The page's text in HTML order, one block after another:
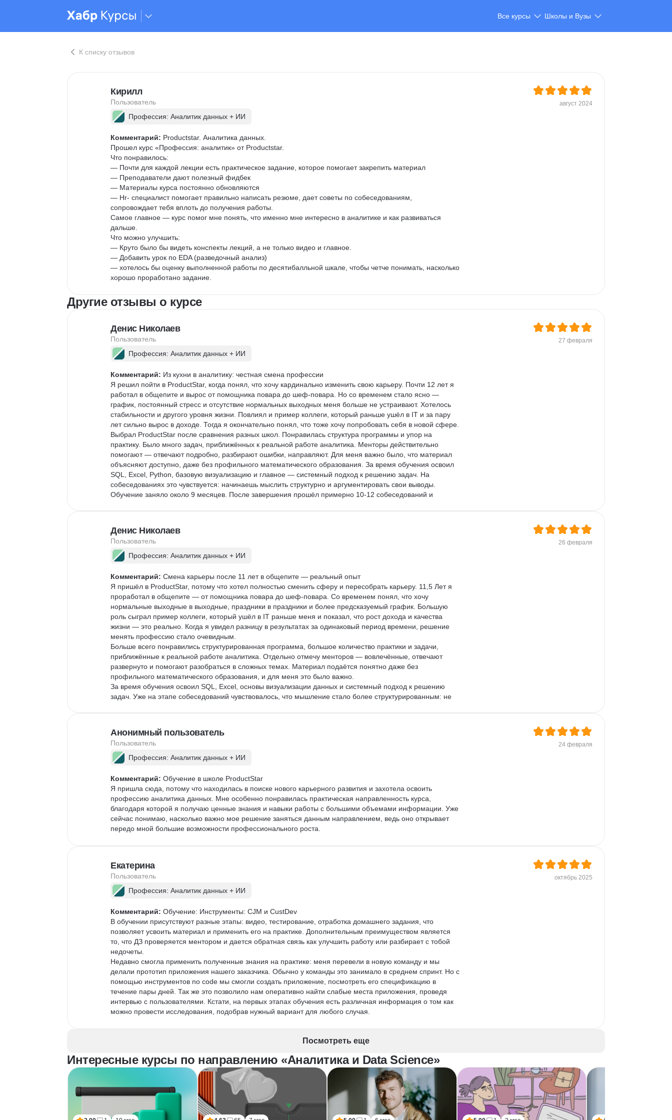
Все курсы Школы и Вузы
К списку отзывов
Кирилл
Пользователь август 2024
Профессия: Аналитик данных + ИИ
Комментарий: Productstar. Аналитика данных.
Прошел курс «Профессия: аналитик» от Productstar.
Что понравилось:
— Почти для каждой лекции есть практическое задание, которое помогает закрепить материал
— Преподаватели дают полезный фидбек
— Материалы курса постоянно обновляются
— Hr- специалист помогает правильно написать резюме, дает советы по собеседованиям,
сопровождает тебя вплоть до получения работы.
Самое главное — курс помог мне понять, что именно мне интересно в аналитике и как развиваться
дальше.
Что можно улучшить:
— Круто было бы видеть конспекты лекций, а не только видео и главное.
— Добавить урок по EDA (разведочный анализ)
— хотелось бы оценку выполненной работы по десятибалльной шкале, чтобы четче понимать, насколько
хорошо проработано задание.
Другие отзывы о курсе
Денис Николаев
Пользователь 27 февраля
Профессия: Аналитик данных + ИИ
Комментарий: Из кухни в аналитику: честная смена профессии
Я решил пойти в ProductStar, когда понял, что хочу кардинально изменить свою карьеру. Почти 12 лет я
работал в общепите и вырос от помощника повара до шеф-повара. Но со временем стало ясно —
график, постоянный стресс и отсутствие нормальных выходных меня больше не устраивают. Хотелось
стабильности и другого уровня жизни. Повлиял и пример коллеги, который раньше ушёл в IT и за пару
лет сильно вырос в доходе. Тогда я окончательно понял, что тоже хочу попробовать себя в новой сфере.
Выбрал ProductStar после сравнения разных школ. Понравилась структура программы и упор на
практику. Было много задач, приближённых к реальной работе аналитика. Менторы действительно
помогают — отвечают подробно, разбирают ошибки, направляют. Для меня важно было, что материал
объясняют доступно, даже без профильного математического образования. За время обучения освоил
SQL, Excel, Python, базовую визуализацию и главное — системный подход к решению задач. На
собеседованиях это чувствуется: начинаешь мыслить структурно и аргументировать свои выводы.
Обучение заняло около 9 месяцев. После завершения прошёл примерно 10-12 собеседований и
из офферов я получил через вакансию, на которую откликнулся с их помощью. Рекомендую тем, кто
хочет осознанно сменить профессию и готов серьёзно учиться. Это не лёгкий путь, но при системной
работе результат вполне реальный.
Денис Николаев
Пользователь 26 февраля
Профессия: Аналитик данных + ИИ
Комментарий: Смена карьеры после 11 лет в общепите — реальный опыт
Я пришёл в ProductStar, потому что хотел полностью сменить сферу и пересобрать карьеру. 11,5 Лет я
проработал в общепите — от помощника повара до шеф-повара. Со временем понял, что хочу
нормальные выходные в выходные, праздники в праздники и более предсказуемый график. Большую
роль сыграл пример коллеги, который ушёл в IT раньше меня и показал, что рост дохода и качества
жизни — это реально. Когда я увидел разницу в результатах за одинаковый период времени, решение
менять профессию стало очевидным.
Больше всего понравились структурированная программа, большое количество практики и задачи,
приближённые к реальной работе аналитика. Отдельно отмечу менторов — вовлечённые, отвечают
развернуто и помогают разобраться в сложных темах. Материал подаётся понятно даже без
профильного математического образования, и для меня это было важно.
За время обучения освоил SQL, Excel, основы визуализации данных и системный подход к решению
задач. Уже на этапе собеседований чувствовалось, что мышление стало более структурированным: не
бэкграунда это серьёзный результат.
Комьюнити дало поддержку и обмен опытом, а Карьерный центр помог с откликами — один из офферов
пришёл именно через него.
придётся много, работу искать тоже активно — но результат действительно стоит усилий.
Анонимный пользователь
Пользователь 24 февраля
Профессия: Аналитик данных + ИИ
Комментарий: Обучение в школе ProductStar
Я пришла сюда, потому что находилась в поиске нового карьерного развития и захотела освоить
профессию аналитика данных. Мне особенно понравилась практическая направленность курса,
благодаря которой я получаю ценные знания и навыки работы с большими объемами информации. Уже
сейчас понимаю, насколько важно мое решение заняться данным направлением, ведь оно открывает
передо мной большие возможности профессионального роста.
Екатерина
Пользователь октябрь 2025
Профессия: Аналитик данных + ИИ
Комментарий: Обучение: Инструменты: CJM и CustDev
В обучении присутствуют разные этапы: видео, тестирование, отработка домашнего задания, что
позволяет усвоить материал и применить его на практике. Дополнительным преимуществом является
то, что ДЗ проверяется ментором и дается обратная связь как улучшить работу или разбирает с тобой
недочеты.
Недавно смогла применить полученные знания на практике: меня перевели в новую команду и мы
делали прототип приложения нашего заказчика. Обычно у команды это занимало в среднем спринт. Но с
помощью инструментов no code мы смогли создать приложение, посмотреть его спецификацию в
течение пары дней. Так же это позволило нам оперативно найти слабые места приложения, проведя
интервью с пользователями. Кстати, на первых этапах обучения есть различная информация о том как
можно провести исследования, подобрав нужный вариант для любого случая.
Посмотреть еще
Интересные курсы по направлению «Аналитика и Data Science»